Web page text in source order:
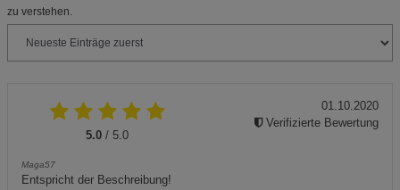
zu verstehen.
5.0 / 5.0
Maga57
Entspricht der Beschreibung!
01.10.2020
Verifizierte Bewertung